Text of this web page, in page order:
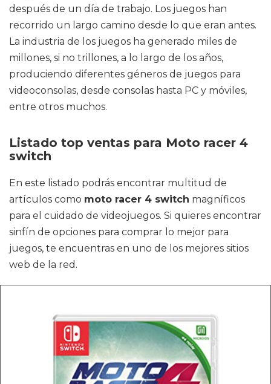
después de un día de trabajo. Los juegos han
recorrido un largo camino desde lo que eran antes.
La industria de los juegos ha generado miles de
millones, si no trillones, a lo largo de los años,
produciendo diferentes géneros de juegos para
videoconsolas, desde consolas hasta PC y móviles,
entre otros muchos.
Listado top ventas para Moto racer 4
switch
En este listado podrás encontrar multitud de
artículos como moto racer 4 switch magníficos
para el cuidado de videojuegos. Si quieres encontrar
sinfín de opciones para comprar lo mejor para
juegos, te encuentras en uno de los mejores sitios
web de la red.